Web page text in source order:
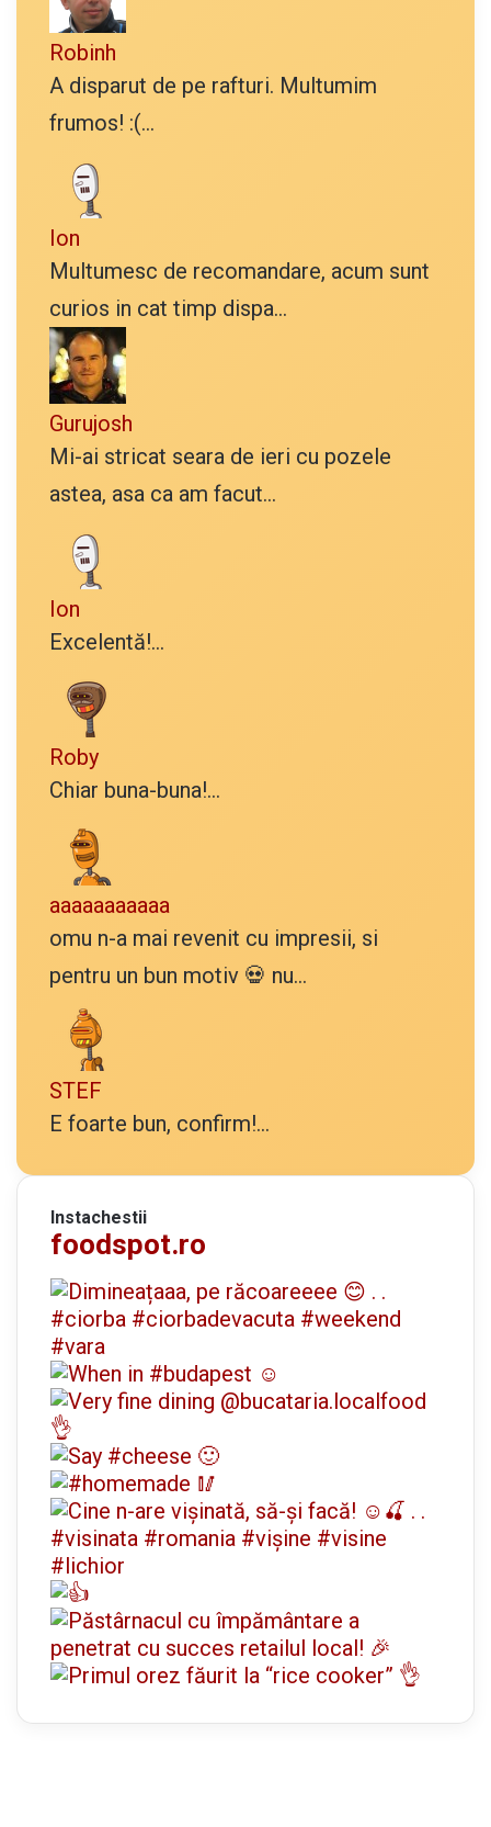
Robinh
A disparut de pe rafturi. Multumim
frumos! :(...
Ion
Multumesc de recomandare, acum sunt
curios in cat timp dispa...
Gurujosh
Mi-ai stricat seara de ieri cu pozele
astea, asa ca am facut...
Ion
Excelentă!...
Roby
Chiar buna-buna!...
aaaaaaaaaaa
omu n-a mai revenit cu impresii, si
pentru un bun motiv 💀 nu...
STEF
E foarte bun, confirm!...
Instachestii
foodspot.ro